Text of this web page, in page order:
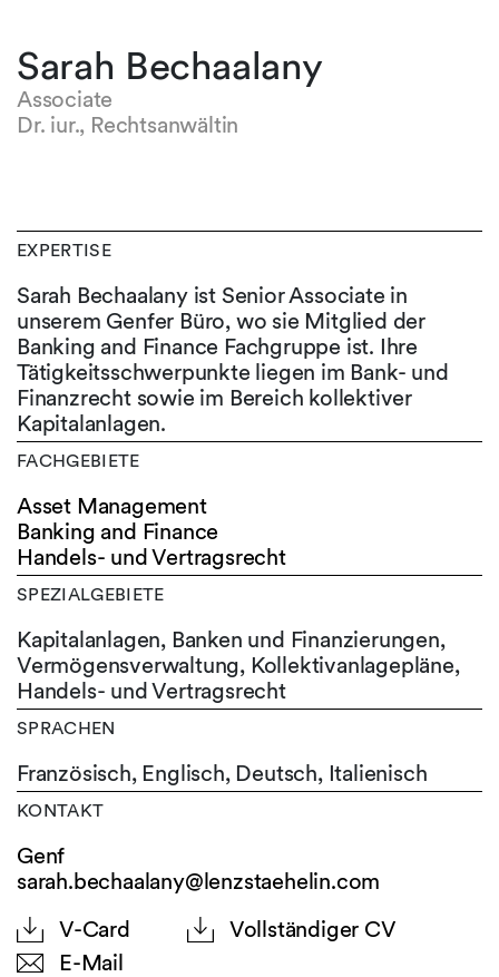
Sarah Bechaalany
Associate
Dr. iur., Rechtsanwältin
EXPERTISE
Sarah Bechaalany ist Senior Associate in
unserem Genfer Büro, wo sie Mitglied der
Banking and Finance Fachgruppe ist. Ihre
Tätigkeitsschwerpunkte liegen im Bank- und
Finanzrecht sowie im Bereich kollektiver
Kapitalanlagen.
FACHGEBIETE
Asset Management
Banking and Finance
Handels- und Vertragsrecht
SPEZIALGEBIETE
Kapitalanlagen, Banken und Finanzierungen,
Vermögensverwaltung, Kollektivanlagepläne,
Handels- und Vertragsrecht
SPRACHEN
Französisch, Englisch, Deutsch, Italienisch
KONTAKT
Genf
sarah.bechaalany@lenzstaehelin.com
V-Card
Vollständiger CV
E-Mail